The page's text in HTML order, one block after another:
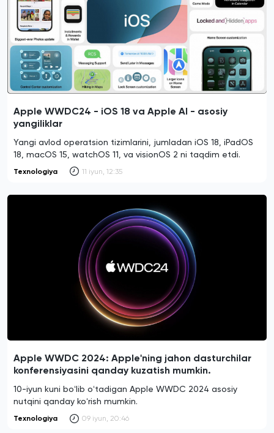
Apple WWDC24 - iOS 18 va Apple AI - asosiy
yangiliklar
Yangi avlod operatsion tizimlarini, jumladan iOS 18, iPadOS
18, macOS 15, watchOS 11, va visionOS 2 ni taqdim etdi.
Texnologiya 11 iyun, 12:35
Apple WWDC 2024: Apple'ning jahon dasturchilar
konferensiyasini qanday kuzatish mumkin.
10-iyun kuni boʻlib oʻtadigan Apple WWDC 2024 asosiy
nutqini qanday koʻrish mumkin.
Texnologiya 09 iyun, 20:46